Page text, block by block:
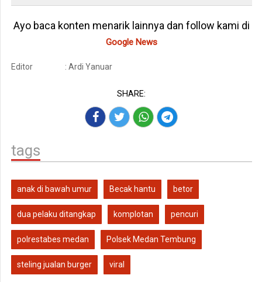
Ayo baca konten menarik lainnya dan follow kami di
Google News
Editor : Ardi Yanuar
SHARE:
tags
anak di bawah umur Becak hantu betor
dua pelaku ditangkap komplotan pencuri
polrestabes medan Polsek Medan Tembung
steling jualan burger viral